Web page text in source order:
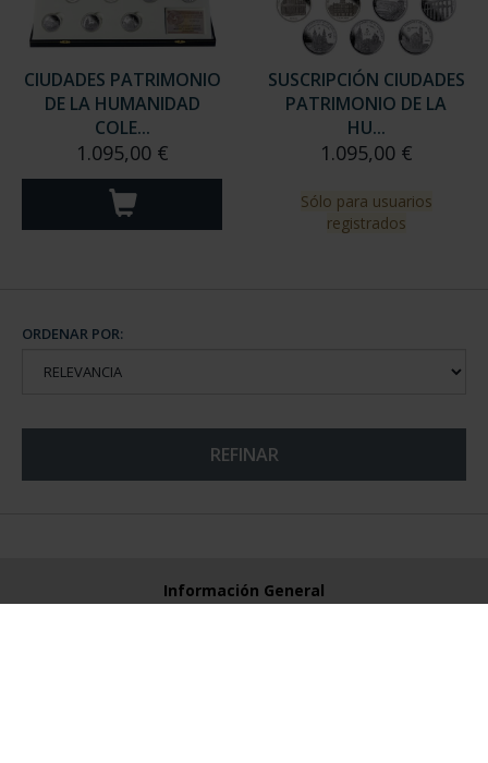
CIUDADES PATRIMONIO
DE LA HUMANIDAD
COLE...
1.095,00 €
SUSCRIPCIÓN CIUDADES
PATRIMONIO DE LA
HU...
1.095,00 €
Sólo para usuarios
registrados
ORDENAR POR:
REFINAR
Información General